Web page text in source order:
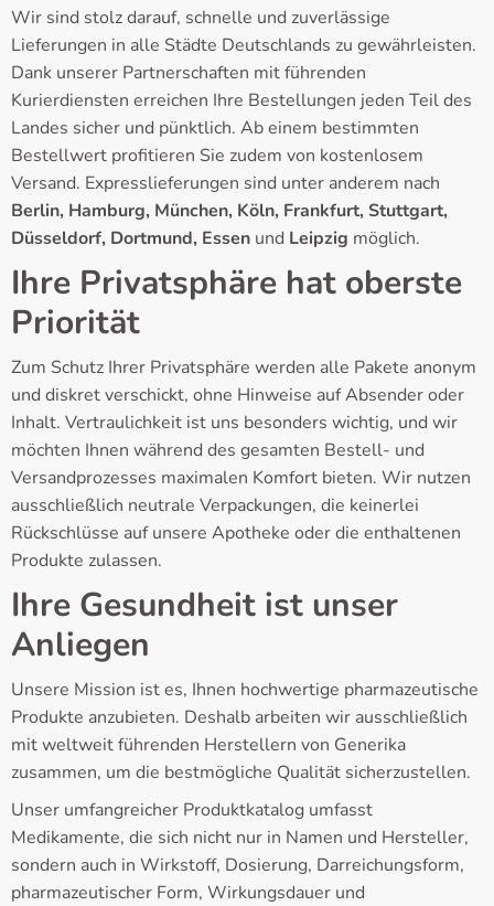
Wir sind stolz darauf, schnelle und zuverlässige
Lieferungen in alle Städte Deutschlands zu gewährleisten.
Dank unserer Partnerschaften mit führenden
Kurierdiensten erreichen Ihre Bestellungen jeden Teil des
Landes sicher und pünktlich. Ab einem bestimmten
Bestellwert profitieren Sie zudem von kostenlosem
Versand. Expresslieferungen sind unter anderem nach
Berlin, Hamburg, München, Köln, Frankfurt, Stuttgart,
Düsseldorf, Dortmund, Essen und Leipzig möglich.
Ihre Privatsphäre hat oberste
Priorität
Zum Schutz Ihrer Privatsphäre werden alle Pakete anonym
und diskret verschickt, ohne Hinweise auf Absender oder
Inhalt. Vertraulichkeit ist uns besonders wichtig, und wir
möchten Ihnen während des gesamten Bestell- und
Versandprozesses maximalen Komfort bieten. Wir nutzen
ausschließlich neutrale Verpackungen, die keinerlei
Rückschlüsse auf unsere Apotheke oder die enthaltenen
Produkte zulassen.
Ihre Gesundheit ist unser
Anliegen
Unsere Mission ist es, Ihnen hochwertige pharmazeutische
Produkte anzubieten. Deshalb arbeiten wir ausschließlich
mit weltweit führenden Herstellern von Generika
zusammen, um die bestmögliche Qualität sicherzustellen.
Unser umfangreicher Produktkatalog umfasst
Medikamente, die sich nicht nur in Namen und Hersteller,
sondern auch in Wirkstoff, Dosierung, Darreichungsform,
pharmazeutischer Form, Wirkungsdauer und